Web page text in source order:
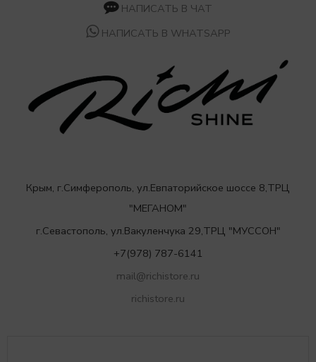
НАПИСАТЬ В ЧАТ
НАПИСАТЬ В WHATSAPP
Крым, г.Симферополь, ул.Евпаторийское шоссе 8,ТРЦ
"МЕГАНОМ"
г.Севастополь, ул.Вакуленчука 29,ТРЦ "МУССОН"
+7(978) 787-6141
mail@richistore.ru
richistore.ru